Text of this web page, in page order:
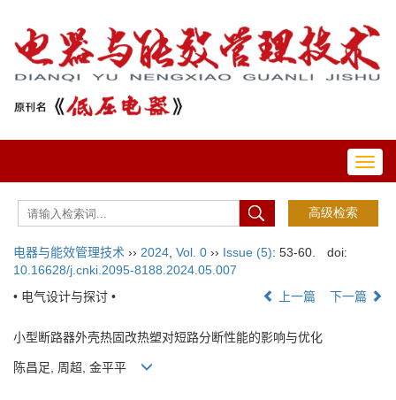
电器与能效管理技术 ›› 2024 Vol. 0 ›› Issue (5): 53-60.
doi:
10.16628/j.cnki.2095-8188.2024.05.007
• 电气设计与探讨 •
上一篇 下一篇
小型断路器外壳热固改热塑对短路分断性能的影响与优化
陈昌足, 周超, 金平平